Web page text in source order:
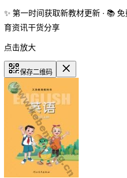
✨ 第一时间获取新教材更新 · 📚
育资讯干货分享
点击放大
保存二维码